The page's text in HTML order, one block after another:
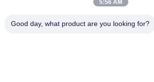
5:56 AM
Good day, what product are you looking for?